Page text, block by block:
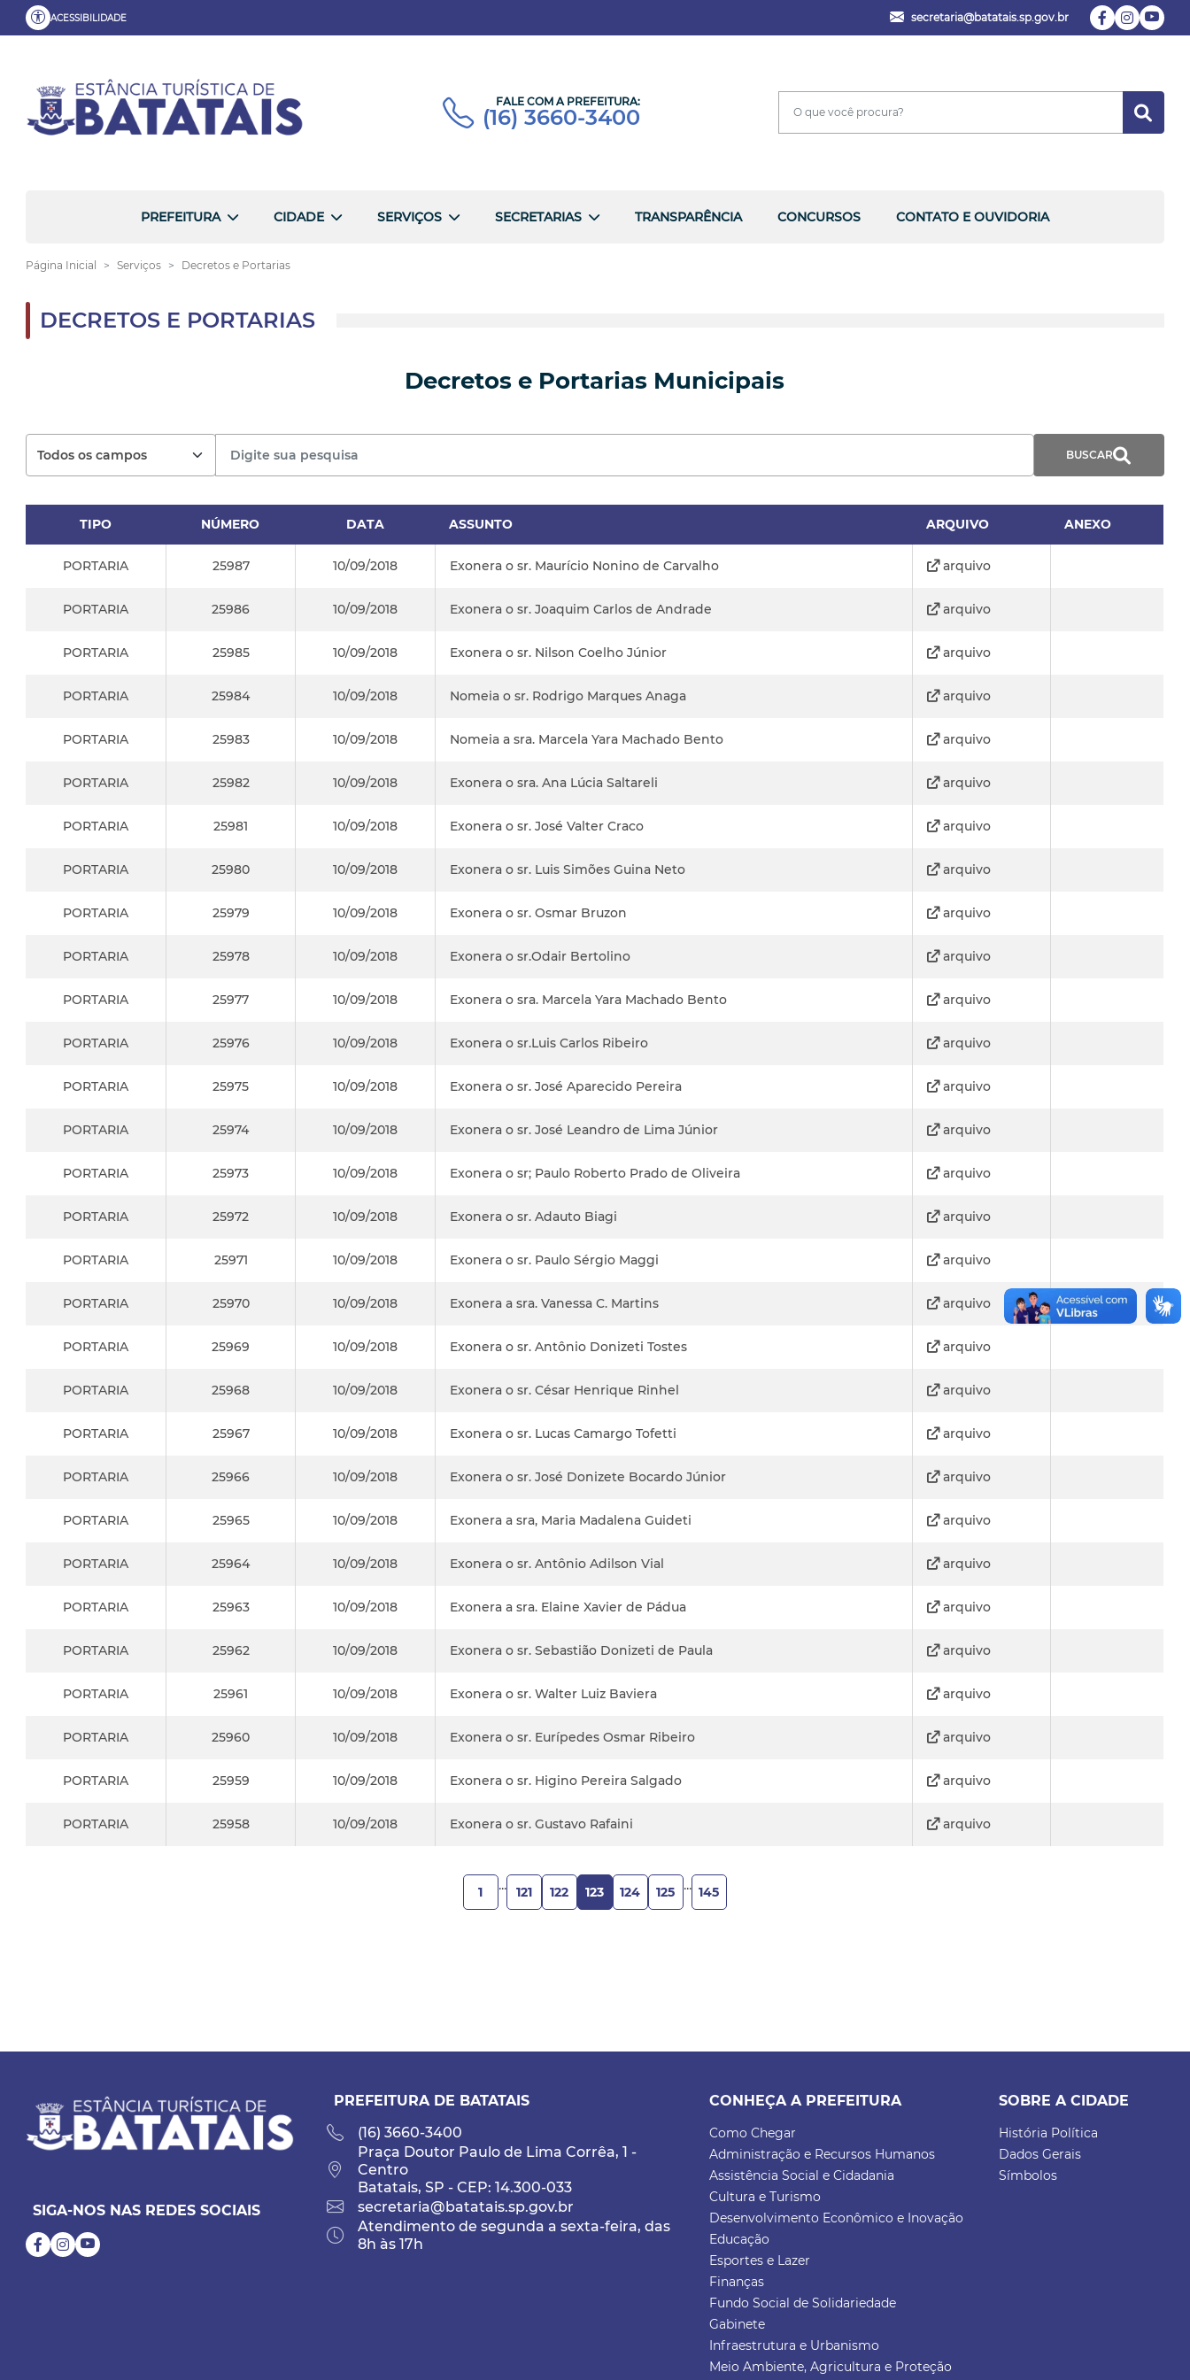
ACESSIBILIDADE secretaria@batatais.sp.gov.br
FALE COM A PREFEITURA:
(16) 3660-3400
PREFEITURA CIDADE SERVIÇOS SECRETARIAS TRANSPARÊNCIA CONCURSOS CONTATO E OUVIDORIA
Página Inicial Serviços Decretos e Portarias
DECRETOS E PORTARIAS
Decretos e Portarias Municipais
TIPO NÚMERO DATA ASSUNTO ARQUIVO ANEXO
PORTARIA 25987 10/09/2018 Exonera o sr. Maurício Nonino de Carvalho arquivo
PORTARIA 25986 10/09/2018 Exonera o sr. Joaquim Carlos de Andrade arquivo
PORTARIA 25985 10/09/2018 Exonera o sr. Nilson Coelho Júnior arquivo
PORTARIA 25984 10/09/2018 Nomeia o sr. Rodrigo Marques Anaga arquivo
PORTARIA 25983 10/09/2018 Nomeia a sra. Marcela Yara Machado Bento arquivo
PORTARIA 25982 10/09/2018 Exonera o sra. Ana Lúcia Saltareli arquivo
PORTARIA 25981 10/09/2018 Exonera o sr. José Valter Craco arquivo
PORTARIA 25980 10/09/2018 Exonera o sr. Luis Simões Guina Neto arquivo
PORTARIA 25979 10/09/2018 Exonera o sr. Osmar Bruzon arquivo
PORTARIA 25978 10/09/2018 Exonera o sr.Odair Bertolino arquivo
PORTARIA 25977 10/09/2018 Exonera o sra. Marcela Yara Machado Bento arquivo
PORTARIA 25976 10/09/2018 Exonera o sr.Luis Carlos Ribeiro arquivo
PORTARIA 25975 10/09/2018 Exonera o sr. José Aparecido Pereira arquivo
PORTARIA 25974 10/09/2018 Exonera o sr. José Leandro de Lima Júnior arquivo
PORTARIA 25973 10/09/2018 Exonera o sr; Paulo Roberto Prado de Oliveira arquivo
PORTARIA 25972 10/09/2018 Exonera o sr. Adauto Biagi arquivo
PORTARIA 25971 10/09/2018 Exonera o sr. Paulo Sérgio Maggi arquivo
PORTARIA 25970 10/09/2018 Exonera a sra. Vanessa C. Martins arquivo
PORTARIA 25969 10/09/2018 Exonera o sr. Antônio Donizeti Tostes arquivo
PORTARIA 25968 10/09/2018 Exonera o sr. César Henrique Rinhel arquivo
PORTARIA 25967 10/09/2018 Exonera o sr. Lucas Camargo Tofetti arquivo
PORTARIA 25966 10/09/2018 Exonera o sr. José Donizete Bocardo Júnior arquivo
PORTARIA 25965 10/09/2018 Exonera a sra, Maria Madalena Guideti arquivo
PORTARIA 25964 10/09/2018 Exonera o sr. Antônio Adilson Vial arquivo
PORTARIA 25963 10/09/2018 Exonera a sra. Elaine Xavier de Pádua arquivo
PORTARIA 25962 10/09/2018 Exonera o sr. Sebastião Donizeti de Paula arquivo
PORTARIA 25961 10/09/2018 Exonera o sr. Walter Luiz Baviera arquivo
PORTARIA 25960 10/09/2018 Exonera o sr. Eurípedes Osmar Ribeiro arquivo
PORTARIA 25959 10/09/2018 Exonera o sr. Higino Pereira Salgado arquivo
PORTARIA 25958 10/09/2018 Exonera o sr. Gustavo Rafaini arquivo
1 ... 121 122 123 124 125 ... 145
SIGA-NOS NAS REDES SOCIAIS
PREFEITURA DE BATATAIS
(16) 3660-3400
Praça Doutor Paulo de Lima Corrêa, 1 -
Centro
Batatais, SP - CEP: 14.300-033
secretaria@batatais.sp.gov.br
Atendimento de segunda a sexta-feira, das
8h às 17h
CONHEÇA A PREFEITURA
Como Chegar
Administração e Recursos Humanos
Assistência Social e Cidadania
Cultura e Turismo
Desenvolvimento Econômico e Inovação
Educação
Esportes e Lazer
Finanças
Fundo Social de Solidariedade
Gabinete
Infraestrutura e Urbanismo
Meio Ambiente, Agricultura e Proteção
SOBRE A CIDADE
História Política
Dados Gerais
Símbolos